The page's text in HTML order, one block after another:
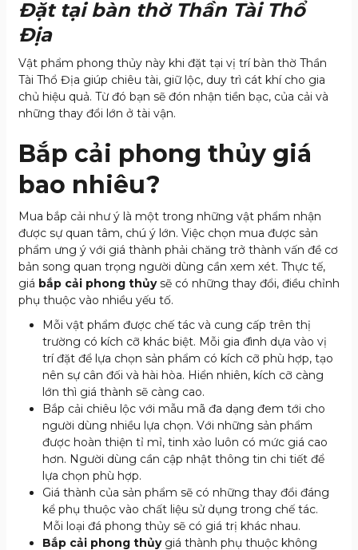
Đặt tại bàn thờ Thần Tài Thổ
Địa
Vật phẩm phong thủy này khi đặt tại vị trí bàn thờ Thần
Tài Thổ Địa giúp chiêu tài, giữ lộc, duy trì cát khí cho gia
chủ hiệu quả. Từ đó bạn sẽ đón nhận tiền bạc, của cải và
những thay đổi lớn ở tài vận.
Bắp cải phong thủy giá
bao nhiêu?
Mua bắp cải như ý là một trong những vật phẩm nhận
được sự quan tâm, chú ý lớn. Việc chọn mua được sản
phẩm ưng ý với giá thành phải chăng trở thành vấn đề cơ
bản song quan trọng người dùng cần xem xét. Thực tế,
giá bắp cải phong thủysẽ có những thay đổi, điều chỉnh
phụ thuộc vào nhiều yếu tố.
Mỗi vật phẩm được chế tác và cung cấp trên thị
trường có kích cỡ khác biệt. Mỗi gia đình dựa vào vị
trí đặt để lựa chọn sản phẩm có kích cỡ phù hợp, tạo
nên sự cân đối và hài hòa. Hiển nhiên, kích cỡ càng
lớn thì giá thành sẽ càng cao.
Bắp cải chiêu lộc với mẫu mã đa dạng đem tới cho
người dùng nhiều lựa chọn. Với những sản phẩm
được hoàn thiện tỉ mỉ, tinh xảo luôn có mức giá cao
hơn. Người dùng cần cập nhật thông tin chi tiết để
lựa chọn phù hợp.
Giá thành của sản phẩm sẽ có những thay đổi đáng
kể phụ thuộc vào chất liệu sử dụng trong chế tác.
Mỗi loại đá phong thủy sẽ có giá trị khác nhau.
Bắp cải phong thủygiá thành phụ thuộc không